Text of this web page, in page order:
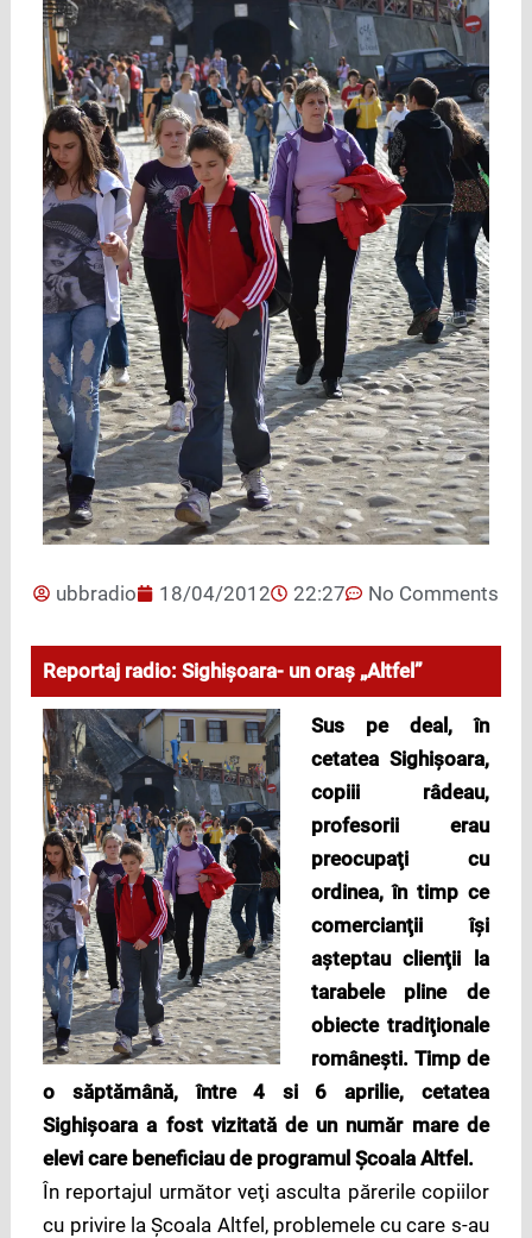
ubbradio 18/04/2012 22:27 No Comments
Reportaj radio: Sighişoara- un oraş „Altfel”
Sus pe deal, în
cetatea Sighişoara,
copiii râdeau,
profesorii erau
preocupaţi cu
ordinea, în timp ce
comercianţii îşi
aşteptau clienţii la
tarabele pline de
obiecte tradiţionale
româneşti. Timp de
o săptămână, între 4 si 6 aprilie, cetatea
Sighişoara a fost vizitată de un număr mare de
elevi care beneficiau de programul Şcoala Altfel.
În reportajul următor veţi asculta părerile copiilor
cu privire la Şcoala Altfel, problemele cu care s-au